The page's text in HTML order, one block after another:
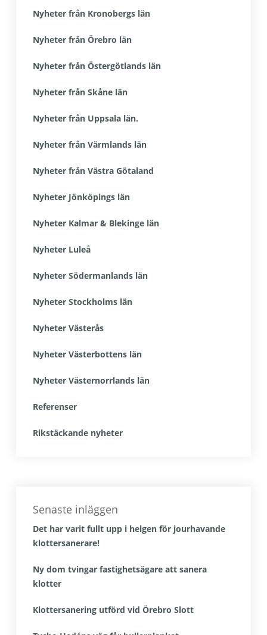
Nyheter från Kronobergs län
Nyheter från Örebro län
Nyheter från Östergötlands län
Nyheter från Skåne län
Nyheter från Uppsala län.
Nyheter från Värmlands län
Nyheter från Västra Götaland
Nyheter Jönköpings län
Nyheter Kalmar & Blekinge län
Nyheter Luleå
Nyheter Södermanlands län
Nyheter Stockholms län
Nyheter Västerås
Nyheter Västerbottens län
Nyheter Västernorrlands län
Referenser
Rikstäckande nyheter
Senaste inläggen
Det har varit fullt upp i helgen för jourhavande
klottersanerare!
Ny dom tvingar fastighetsägare att sanera
klotter
Klottersanering utförd vid Örebro Slott